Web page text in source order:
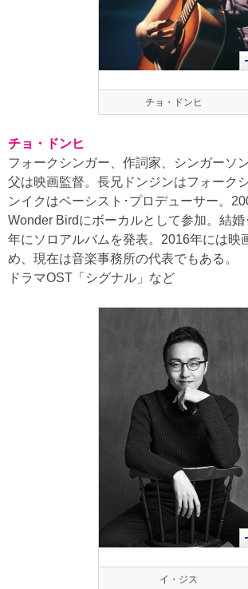
チョ・ドンヒ
チョ・ドンヒ
フォークシンガー、作詞家、シンガーソ
父は映画監督。長兄ドンジンはフォーク
ンイクはベーシスト･プロデューサー。
Wonder Birdにボーカルとして参加。結
年にソロアルバムを発表。2016年には映
め、現在は音楽事務所の代表でもある。
ドラマOST「シグナル」など
イ・ジス